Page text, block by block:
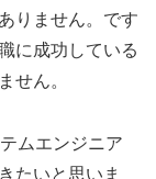
りません。です
に成功している
せん。
ムエンジニア
たいと思いま